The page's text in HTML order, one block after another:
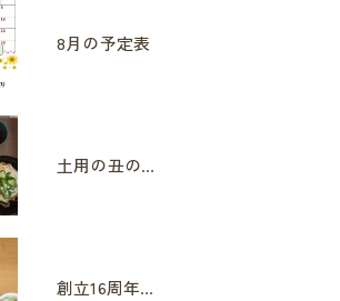
8月の予定表
土用の丑の日
創立16周年イベント